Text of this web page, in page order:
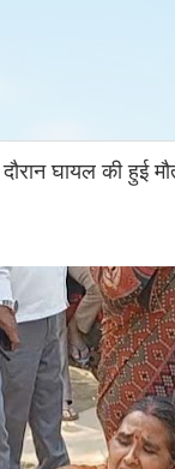
दौरान घायल की